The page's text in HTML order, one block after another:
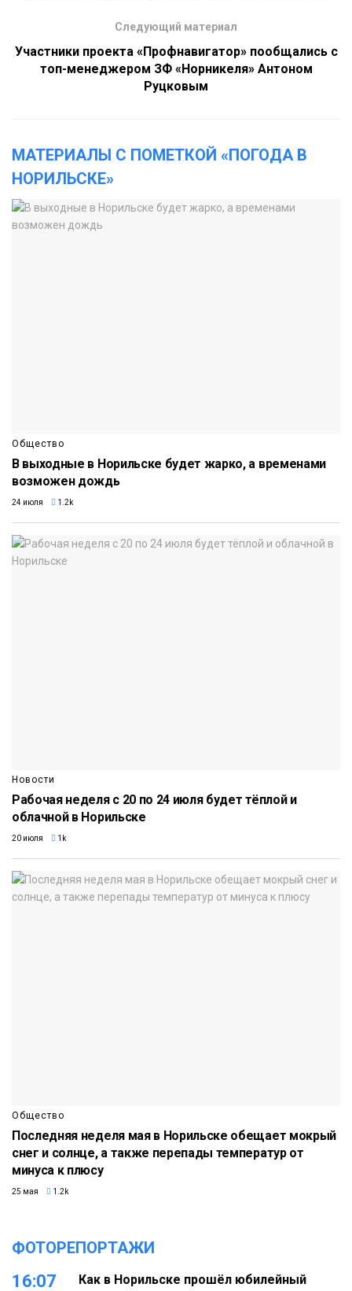
Следующий материал
Участники проекта «Профнавигатор» пообщались с
топ-менеджером ЗФ «Норникеля» Антоном
Руцковым
МАТЕРИАЛЫ С ПОМЕТКОЙ «ПОГОДА В
НОРИЛЬСКЕ»
Общество
В выходные в Норильске будет жарко, а временами
возможен дождь
24 июля 1.2k
Новости
Рабочая неделя с 20 по 24 июля будет тёплой и
облачной в Норильске
20 июля 1k
Общество
Последняя неделя мая в Норильске обещает мокрый
снег и солнце, а также перепады температур от
минуса к плюсу
25 мая 1.2k
ФОТОРЕПОРТАЖИ
16:07
Как в Норильске прошёл юбилейный